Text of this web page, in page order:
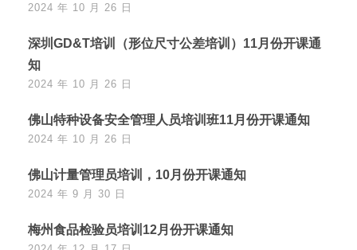
2024 年 10 月 26 日
深圳GD&T培训（形位尺寸公差培训）11月份开课通
知
2024 年 10 月 26 日
佛山特种设备安全管理人员培训班11月份开课通知
2024 年 10 月 26 日
佛山计量管理员培训，10月份开课通知
2024 年 9 月 30 日
梅州食品检验员培训12月份开课通知